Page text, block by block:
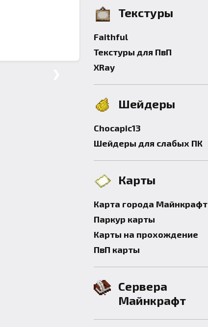
Текстуры
Faithful
Текстуры для ПвП
XRay
Шейдеры
Chocapic13
Шейдеры для слабых ПК
Карты
Карта города Майнкрафт
Паркур карты
Карты на прохождение
ПвП карты
Сервера
Майнкрафт